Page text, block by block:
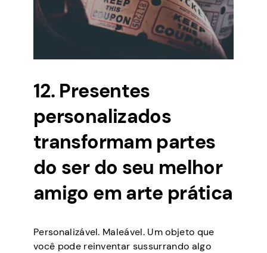
12. Presentes
personalizados
transformam partes
do ser do seu melhor
amigo em arte prática
Personalizável. Maleável. Um objeto que
você pode reinventar sussurrando algo